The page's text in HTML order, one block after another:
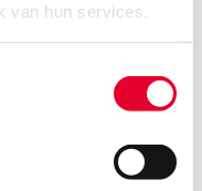
van hun services.